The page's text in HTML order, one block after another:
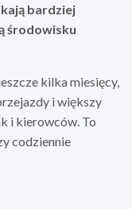
bardziej
środowisku
kilka miesięcy,
i większy
i kierowców. To
codziennie